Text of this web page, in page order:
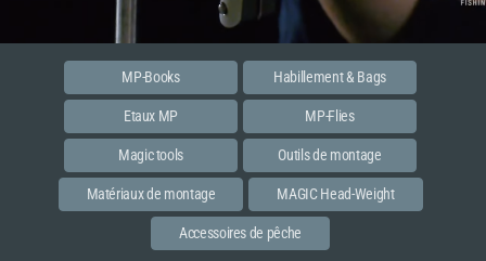
MP-Books Habillement & Bags
Etaux MP MP-Flies
Magic tools Outils de montage
Matériaux de montage MAGIC Head-Weight
Accessoires de pêche
MASTER
Habillements et bags